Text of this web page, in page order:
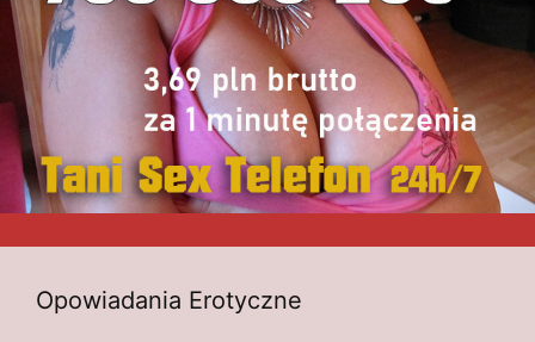
Opowiadania Erotyczne